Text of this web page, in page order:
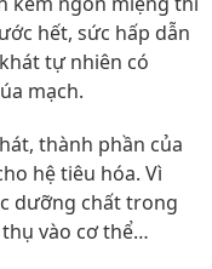
hết, sức hấp dẫn
tự nhiên có
mạch.
thành phần của
hệ tiêu hóa. Vì
dưỡng chất trong
vào cơ thể…